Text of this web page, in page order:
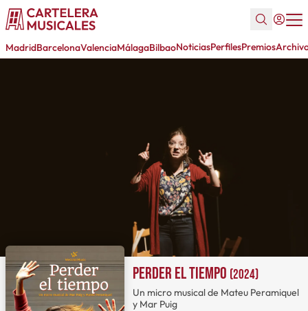
MadridBarcelonaValenciaMálagaBilbaoNoticiasPerfilesPremios
Perder el tiempo (2024)
Un micro musical de Mateu Peramiquel
y Mar Puig